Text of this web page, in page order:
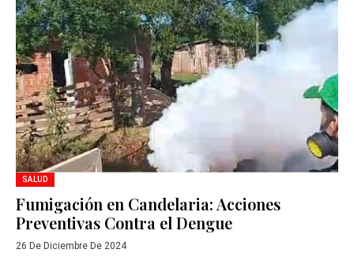
SALUD
Fumigación en Candelaria: Acciones
Preventivas Contra el Dengue
26 De Diciembre De 2024